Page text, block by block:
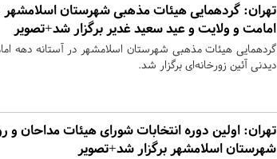
تهران: گردهمایی هیئات مذهبی شهرستان اسلامشهر
امامت و ولایت و عید سعید غدیر برگزار شد+تصویر
گردهمایی هیئات مذهبی شهرستان اسلامشهر در آستانه دهه
دیدنی آئین زورخانه‌ای برگزار شد.
تهران: اولین دوره انتخابات شورای هیئات مداحان و
شهرستان اسلامشهر برگزار شد+تصویر